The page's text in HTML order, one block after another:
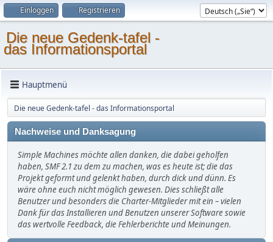
Einloggen Registrieren
Die neue Gedenk-tafel -
das Informationsportal
Hauptmenü
Die neue Gedenk-tafel - das Informationsportal
Nachweise und Danksagung
Simple Machines möchte allen danken, die dabei geholfen
haben, SMF 2.1 zu dem zu machen, was es heute ist; die das
Projekt geformt und gelenkt haben, durch dick und dünn. Es
wäre ohne euch nicht möglich gewesen. Dies schließt alle
Benutzer und besonders die Charter-Mitglieder mit ein – vielen
Dank für das Installieren und Benutzen unserer Software sowie
das wertvolle Feedback, die Fehlerberichte und Meinungen.